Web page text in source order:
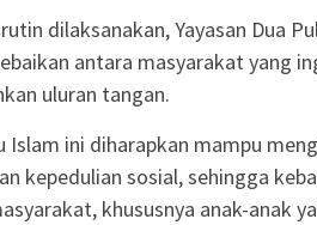
dilaksanakan, Yayasan Dua
antara masyarakat yang
uluran tangan.
Islam ini diharapkan mampu
kepedulian sosial, sehingga
khususnya anak-anak